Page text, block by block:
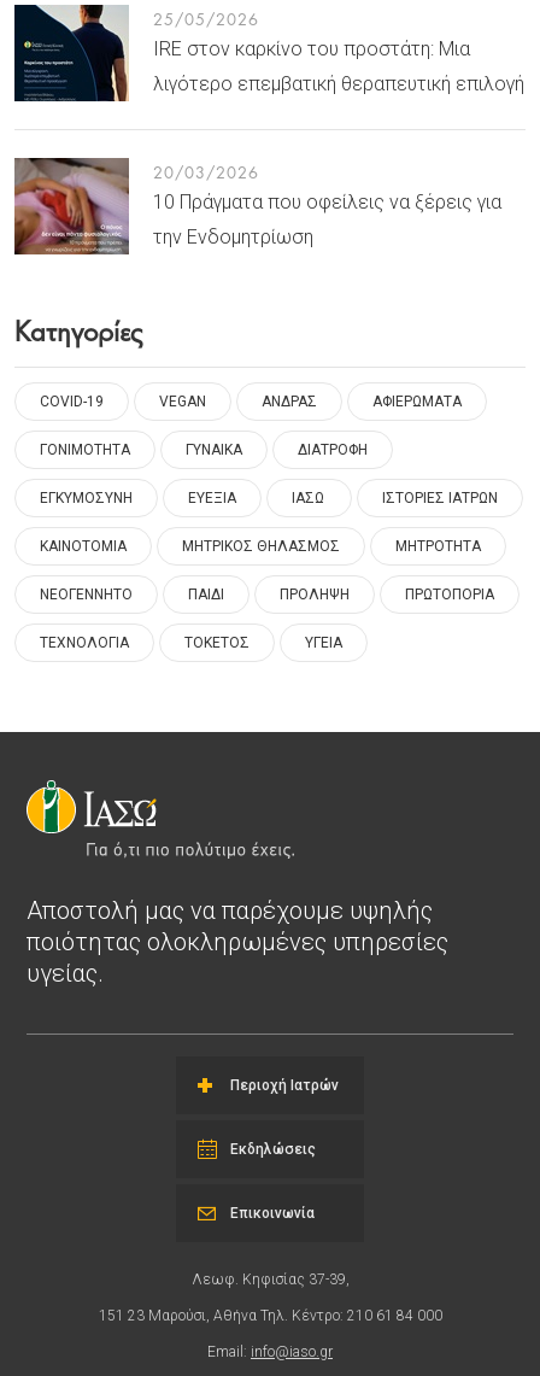
25/05/2026
IRE στον καρκίνο του προστάτη: Μια
λιγότερο επεμβατική θεραπευτική επιλογή
20/03/2026
10 Πράγματα που οφείλεις να ξέρεις για
την Ενδομητρίωση
Κατηγορίες
COVID-19 VEGAN ΑΝΔΡΑΣ ΑΦΙΕΡΩΜΑΤΑ
ΓΟΝΙΜΟΤΗΤΑ ΓΥΝΑΙΚΑ ΔΙΑΤΡΟΦΗ
ΕΓΚΥΜΟΣΥΝΗ ΕΥΕΞΙΑ ΙΑΣΩ ΙΣΤΟΡΙΕΣ ΙΑΤΡΩΝ
ΚΑΙΝΟΤΟΜΙΑ ΜΗΤΡΙΚΟΣ ΘΗΛΑΣΜΟΣ ΜΗΤΡΟΤΗΤΑ
ΝΕΟΓΕΝΝΗΤΟ ΠΑΙΔΙ ΠΡΟΛΗΨΗ ΠΡΩΤΟΠΟΡΙΑ
ΤΕΧΝΟΛΟΓΙΑ ΤΟΚΕΤΟΣ ΥΓΕΙΑ
Αποστολή μας να παρέχουμε υψηλής
ποιότητας ολοκληρωμένες υπηρεσίες
υγείας.
Περιοχή Ιατρών
Εκδηλώσεις
Λεωφ. Κηφισίας 37-39,
151 23 Μαρούσι, Αθήνα Τηλ. Κέντρο: 210 61 84 000
Email: info@iaso.gr
Επικοινωνία